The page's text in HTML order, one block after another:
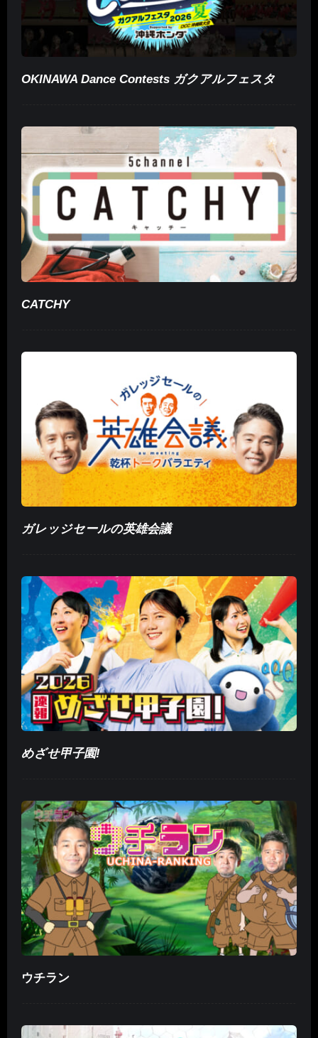
OKINAWA Dance Contests ガクアルフェスタ
CATCHY
ガレッジセールの英雄会議
めざせ甲子園!
ウチラン